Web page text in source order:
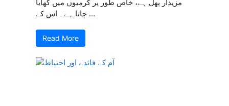
مزیدار پھل ہے، خاص طور پر گرمیوں میں کھایا
جاتا ہے۔ اس کے ...
Read More